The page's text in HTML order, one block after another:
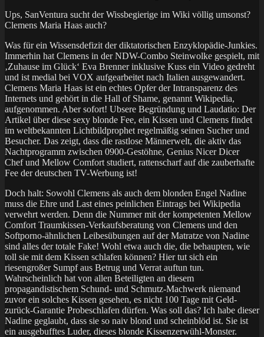
Ups, SanVentura sucht der Wissbegierige im Wiki völlig umsonst?
Clemens Maria Haas auch?
Was für ein Wissensdefizit der diktatorischen Enzyklopädie-Junkies.
Immerhin hat Clemens in der NDW-Combo Steinwolke gespielt, mit
‚Zuhause im Glück‘ Eva Brenner inklusive Kuss ein Video gedreht
und ist medial bei VOX aufgearbeitet nach Italien ausgewandert.
Clemens Maria Haas ist ein echtes Opfer der Intransparenz des
Internets und gehört in die Hall of Shame, genannt Wikipedia,
aufgenommen. Aber sofort! Ubsere Begründung und Laudatio: Der
Artikel über diese sexy blonde Fee, ein Kissen und Clemens findet
im weltbekannten Lichtbildprophet regelmäßig seinen Sucher und
Besucher. Das zeigt, dass die rastlose Männerwelt, die aktiv das
Nachtprogramm zwischen 0900-Gestöhne, Genius Nicer Dicer
Chef und Mellow Comfort studiert, rattenscharf auf die zauberhafte
Fee der deutschen TV-Werbung ist!
Doch halt: Sowohl Clemens als auch dem blonden Engel Nadine
muss die Ehre und Last eines peinlichen Eintrags bei Wikipedia
verwehrt werden. Denn die Nummer mit der kompetenten Mellow
Comfort Traumkissen-Verkaufsberatung von Clemens und den
Softporno-ähnlichen Leibesübungen auf der Matratze von Nadine
sind alles der totale Fake! Wohl etwa auch die, die behaupten, wie
toll sie mit dem Kissen schlafen können? Hier tut sich ein
riesengroßer Sumpf aus Betrug und Verrat auftun tun.
Wahrscheinlich hat von allen Beteiligten an diesem
propagandistischem Schund- und Schmutz-Machwerk niemand
zuvor ein solches Kissen gesehen, es nicht 100 Tage mit Geld-
zurück-Garantie Probeschlafen dürfen. Was soll das? Ich habe dieser
Nadine geglaubt, dass sie so naiv blond und scheinblöd ist. Sie ist
ein ausgebufftes Luder, dieses blonde Kissenzerwühl-Monster.